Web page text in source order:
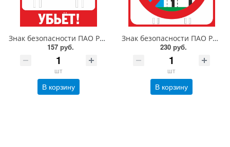
Знак безопасности ПАО РОССЕТИ безопасности «Не влезай, убьет!» 200х300 мм, пластик 2 мм
157 руб.
шт
В корзину
Знак безопасности ПАО РОССЕТИ «Охранная зона ЛЭП 6-15 кВ - 10 метров» 300х400 мм пластик 4 мм
230 руб.
шт
В корзину